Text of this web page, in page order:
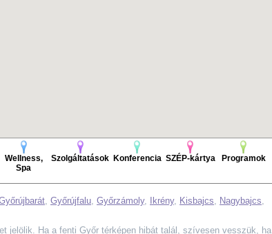
Wellness,
Spa
Szolgáltatások Konferencia SZÉP-kártya Programok
, Győrújfalu, Győrzámoly, Ikrény, Kisbajcs, Nagybajcs,
jelölik. Ha a fenti Győr térképen hibát talál, szívesen vesszük, ha